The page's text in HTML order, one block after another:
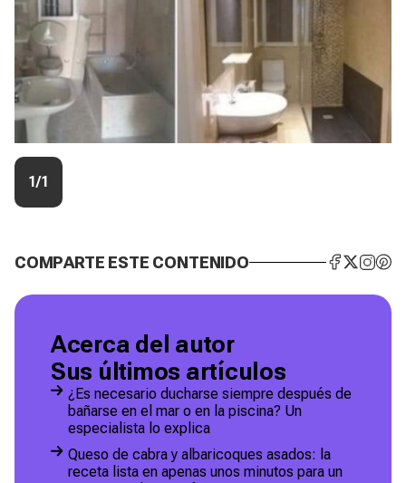
1/1
COMPARTE ESTE CONTENIDO
Acerca del autor
Sus últimos artículos
¿Es necesario ducharse siempre después de
bañarse en el mar o en la piscina? Un
especialista lo explica
Queso de cabra y albaricoques asados: la
receta lista en apenas unos minutos para un